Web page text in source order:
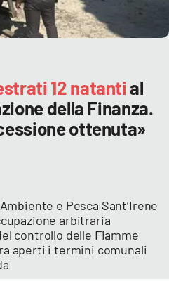
12 natantial
della Finanza.
ottenuta»
e Pesca Sant’Irene
arbitraria
controllo delle Fiamme
aperti i termini comunali